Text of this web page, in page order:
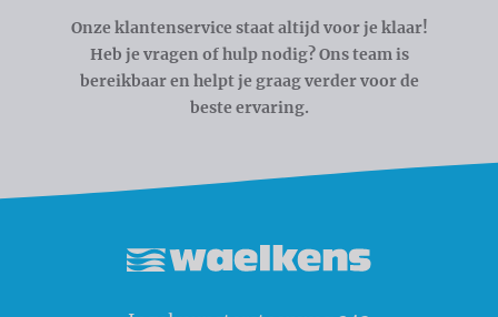
Onze klantenservice staat altijd voor je klaar!
Heb je vragen of hulp nodig? Ons team is
bereikbaar en helpt je graag verder voor de
beste ervaring.